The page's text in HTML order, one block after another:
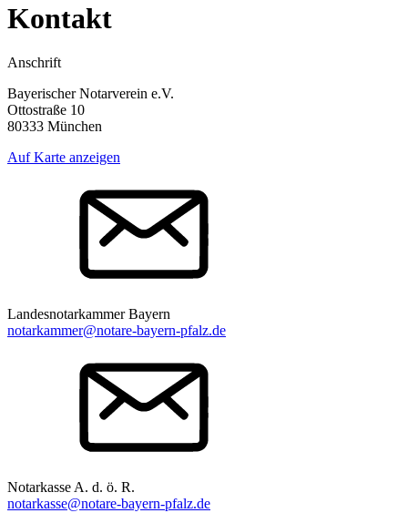
Kontakt
Anschrift
Bayerischer Notarverein e.V.
Ottostraße 10
80333 München
Auf Karte anzeigen
Landesnotarkammer Bayern
notarkammer@notare-bayern-pfalz.de
Notarkasse A. d. ö. R.
notarkasse@notare-bayern-pfalz.de